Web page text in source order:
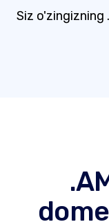
Siz o'zingizning